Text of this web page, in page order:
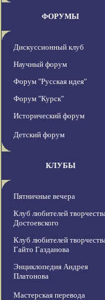
ФОРУМЫ
Дискуссионный клуб
Научный форум
Форум "Русская идея"
Форум "Курск"
Исторический форум
Детский форум
КЛУБЫ
Пятничные вечера
Клуб любителей
Достоевского
Клуб любителей
Гайто Газданова
Энциклопедия Андрея
Платонова
Мастерская перевода